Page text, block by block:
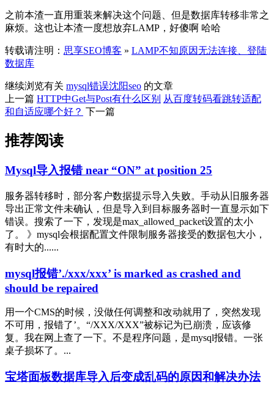
之前本渣一直用重装来解决这个问题、但是数据库转移非常之
麻烦。这也让本渣一度想放弃LAMP，好傻啊 哈哈
转载请注明： 思享SEO博客 » LAMP不知原因无法连接、登陆
数据库
继续浏览有关 mysql错误沈阳seo 的文章
上一篇 HTTP中Get与Post有什么区别 从百度转码看跳转适配
和自适应哪个好？ 下一篇
推荐阅读
Mysql导入报错 near “ON” at position 25
服务器转移时，部分客户数据提示导入失败。手动从旧服务器
导出正常文件未确认，但是导入到目标服务器时一直显示如下
错误。搜索了一下，发现是max_allowed_pa​​cket设置的太小
了。 》mysql会根据配置文件限制服务器接受的数据包大小，
有时大的......
mysql报错’./xxx/xxx’ is marked as crashed and
should be repaired
用一个CMS的时候，没做任何调整和改动就用了，突然发现
不可用，报错了’。“/XXX/XXX”被标记为已崩溃，应该修
复。我在网上查了一下。不是程序问题，是mysql报错。一张
桌子损坏了。...
宝塔面板数据库导入后变成乱码的原因和解决办法